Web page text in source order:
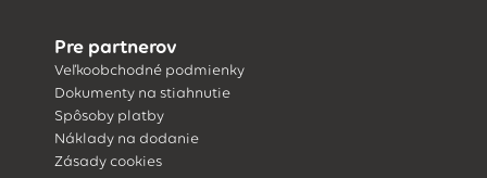
Pre partnerov
Veľkoobchodné podmienky
Dokumenty na stiahnutie
Spôsoby platby
Náklady na dodanie
Zásady cookies